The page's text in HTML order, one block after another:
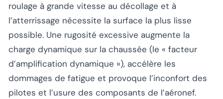
roulage à grande vitesse au décollage et à
l’atterrissage nécessite la surface la plus lisse
possible. Une rugosité excessive augmente la
charge dynamique sur la chaussée (le « facteur
d’amplification dynamique »), accélère les
dommages de fatigue et provoque l’inconfort des
pilotes et l’usure des composants de l’aéronef.